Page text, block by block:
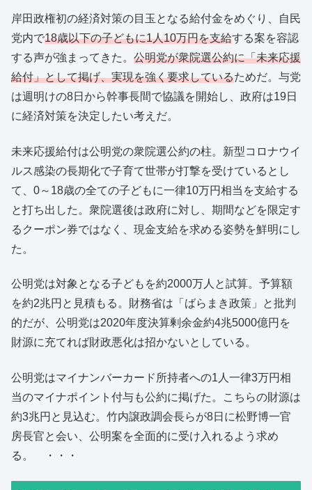
岸田政権初の経済対策の目玉となる給付金をめぐり、自民
党内で18歳以下の子どもに1人10万円を支給する案を容認
する声が強まってきた。 公明党が衆院選公約に「未来応援
給付」として掲げ、実現を強く要求しているためだ。与党
は週明けの8日から幹事長間で協議を開始し、政府は19日
に経済対策を決定したい考えだ。
未来応援給付は公明党の衆院選公約の柱。新型コロナウイ
ルス感染の長期化で子育て世帯が打撃を受けているとし
て、0～18歳の全ての子どもに一律10万円相当を支給する
と打ち出した。衆院選後は政府に対し、期間などを限定す
るクーポン券ではなく、現金支給を求める姿勢を鮮明にし
た。
公明党は対象となる子どもを約2000万人と試算。予算額
を約2兆円と見積もる。財務省は「ばらまき政策」と批判
的だが、公明党は2020年度決算剰余金約4兆5000億円を
財源に充てれば財政悪化は招かないとしている。
公明党はマイナンバーカード所持者への1人一律3万円相
当のマイナポイント付与も公約に掲げた。こちらの財源は
約3兆円と見込む。竹内譲政調会長らが8日に松野博一官
房長官と会い、公明案を全面的に受け入れるよう求め
る。 ・・・